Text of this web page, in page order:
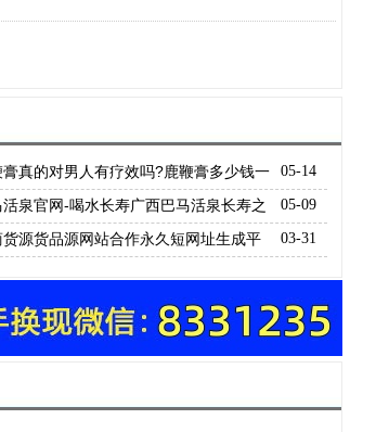
05-14
膏真的对男人有疗效吗?鹿鞭膏多少钱一
什么功效与作用 05-09
活泉官网-喝水长寿广西巴马活泉长寿之
水-巴马泉矿泉水价格 03-31
货源货品源网站合作永久短网址生成平